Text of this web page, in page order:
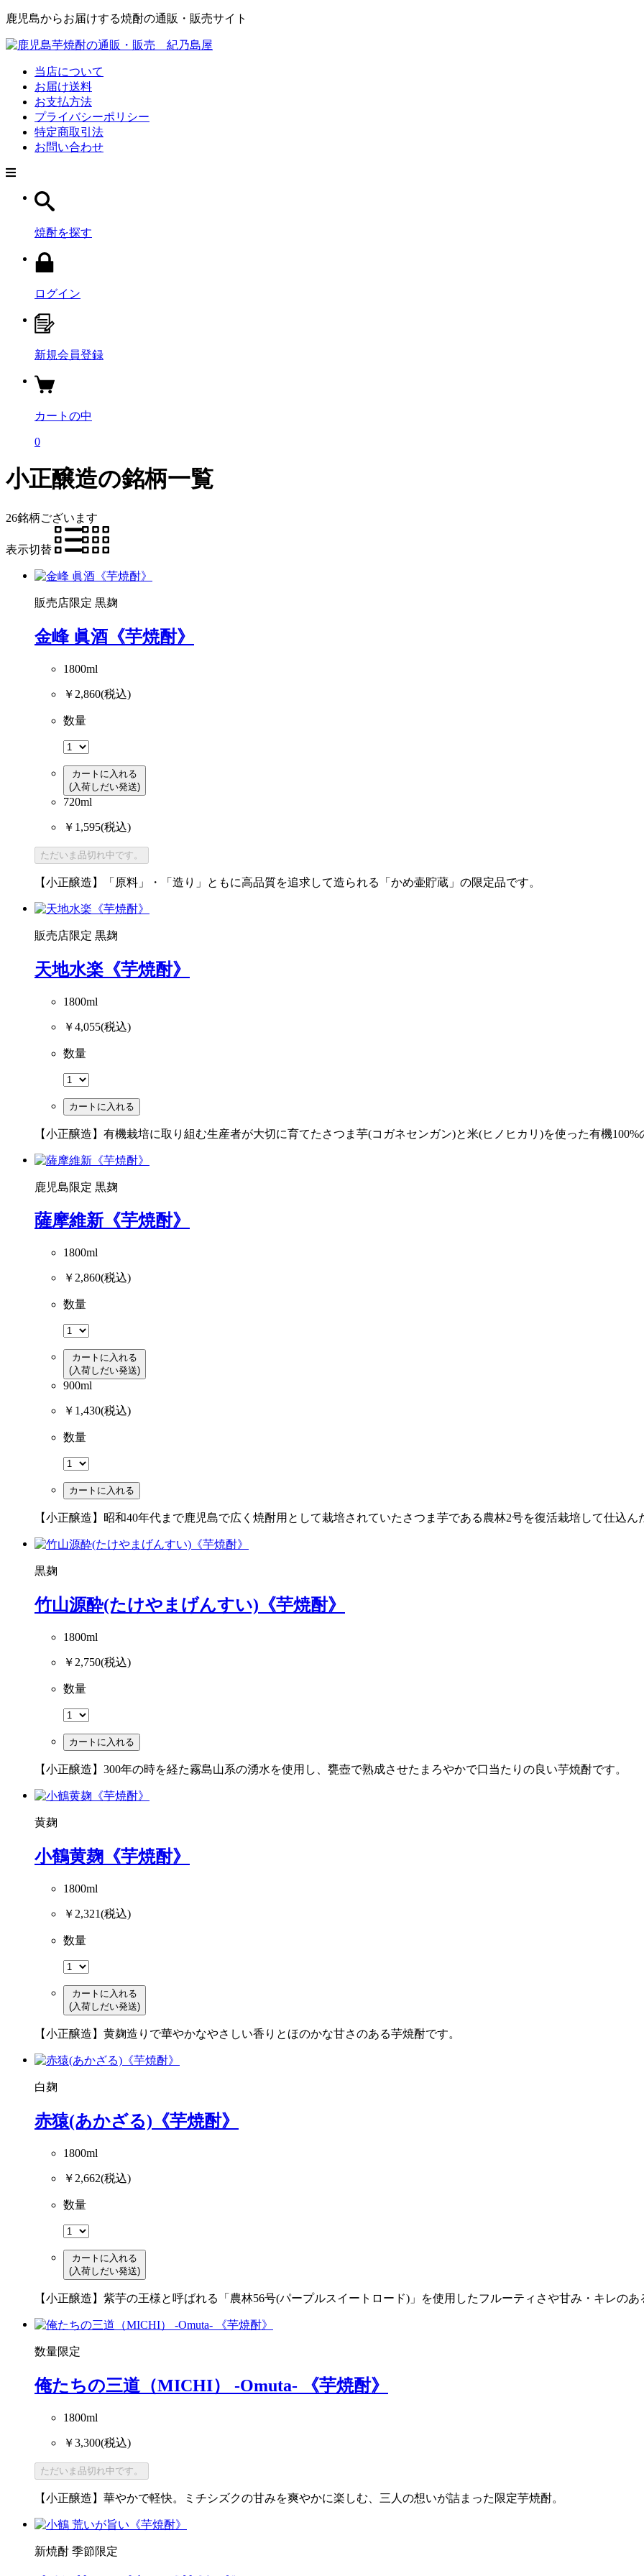
鹿児島からお届けする焼酎の通販・販売サイト
当店について
お届け送料
お支払方法
プライバシーポリシー
特定商取引法
お問い合わせ
焼酎を探す
ログイン
新規会員登録
カートの中
0
小正醸造の銘柄一覧
26銘柄ございます
表示切替
販売店限定 黒麹
金峰 眞酒《芋焼酎》
1800ml
￥2,860(税込)
数量
カートに入れる
(入荷しだい発送)
720ml
￥1,595(税込)
ただいま品切れ中です。
【小正醸造】「原料」・「造り」ともに高品質を追求して造られる「かめ壷貯蔵」の限定品です。
販売店限定 黒麹
天地水楽《芋焼酎》
1800ml
￥4,055(税込)
数量
カートに入れる
【小正醸造】有機栽培に取り組む生産者が大切に育てたさつま芋(コガネセンガン)と米(ヒノヒカリ)を使った有機100%
鹿児島限定 黒麹
薩摩維新《芋焼酎》
1800ml
￥2,860(税込)
数量
カートに入れる
(入荷しだい発送)
900ml
￥1,430(税込)
数量
カートに入れる
【小正醸造】昭和40年代まで鹿児島で広く焼酎用として栽培されていたさつま芋である農林2号を復活栽培して仕込
黒麹
竹山源酔(たけやまげんすい)《芋焼酎》
1800ml
￥2,750(税込)
数量
カートに入れる
【小正醸造】300年の時を経た霧島山系の湧水を使用し、甕壺で熟成させたまろやかで口当たりの良い芋焼酎です。
黄麹
小鶴黄麹《芋焼酎》
1800ml
￥2,321(税込)
数量
カートに入れる
(入荷しだい発送)
【小正醸造】黄麹造りで華やかなやさしい香りとほのかな甘さのある芋焼酎です。
白麹
赤猿(あかざる)《芋焼酎》
1800ml
￥2,662(税込)
数量
カートに入れる
(入荷しだい発送)
【小正醸造】紫芋の王様と呼ばれる「農林56号(パープルスイートロード)」を使用したフルーティさや甘み・キレのあ
数量限定
俺たちの三道（MICHI） -Omuta- 《芋焼酎》
1800ml
￥3,300(税込)
ただいま品切れ中です。
【小正醸造】華やかで軽快。ミチシズクの甘みを爽やかに楽しむ、三人の想いが詰まった限定芋焼酎。
新焼酎 季節限定